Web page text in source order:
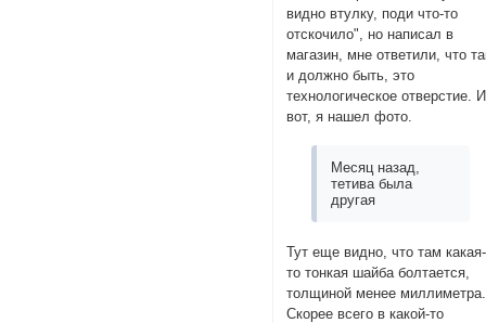
видно втулку, поди что-то
отскочило", но написал в
магазин, мне ответили, что
и должно быть, это
технологическое отверстие. И
вот, я нашел фото.
Месяц назад,
тетива была
другая
Тут еще видно, что там какая-
то тонкая шайба болтается,
толщиной менее миллиметра.
Скорее всего в какой-то